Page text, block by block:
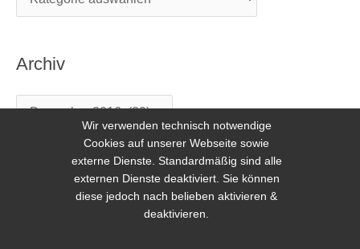
Archiv
Wir verwenden technisch notwendige
Cookies auf unserer Webseite sowie
externe Dienste. Standardmäßig sind alle
externen Dienste deaktiviert. Sie können
diese jedoch nach belieben aktivieren &
deaktivieren.